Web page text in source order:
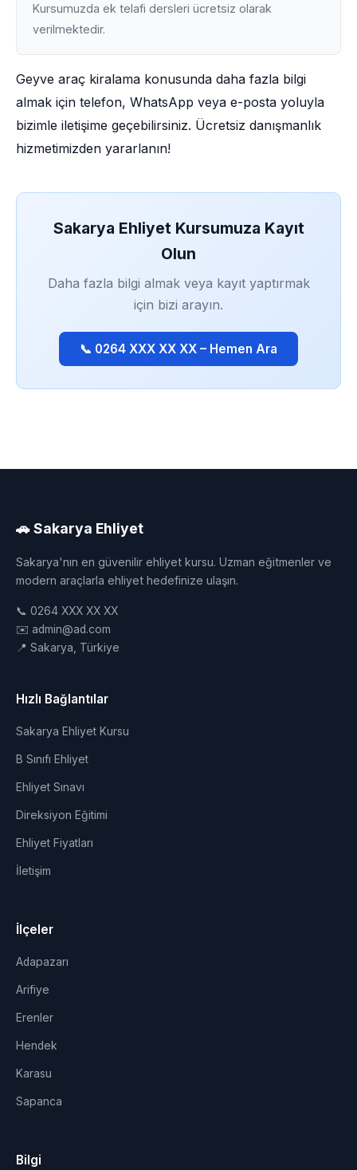
Kursumuzda ek telafi dersleri ücretsiz olarak
verilmektedir.
Geyve araç kiralama konusunda daha fazla bilgi
almak için telefon, WhatsApp veya e-posta yoluyla
bizimle iletişime geçebilirsiniz. Ücretsiz danışmanlık
hizmetimizden yararlanın!
Sakarya Ehliyet Kursumuza Kayıt
Olun
Daha fazla bilgi almak veya kayıt yaptırmak
için bizi arayın.
📞 0264 XXX XX XX – Hemen Ara
🚗 Sakarya Ehliyet
Sakarya'nın en güvenilir ehliyet kursu. Uzman eğitmenler ve
modern araçlarla ehliyet hedefinize ulaşın.
📞 0264 XXX XX XX
✉️ admin@ad.com
📍 Sakarya, Türkiye
Hızlı Bağlantılar
Sakarya Ehliyet Kursu
B Sınıfı Ehliyet
Ehliyet Sınavı
Direksiyon Eğitimi
Ehliyet Fiyatları
İletişim
İlçeler
Adapazarı
Arifiye
Erenler
Hendek
Karasu
Sapanca
Bilgi